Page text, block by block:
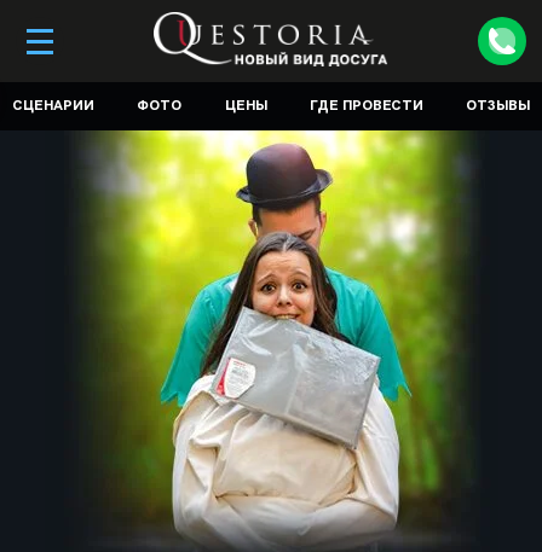
СЦЕНАРИИ ФОТО ЦЕНЫ ГДЕ ПРОВЕСТИ ОТЗЫВЫ